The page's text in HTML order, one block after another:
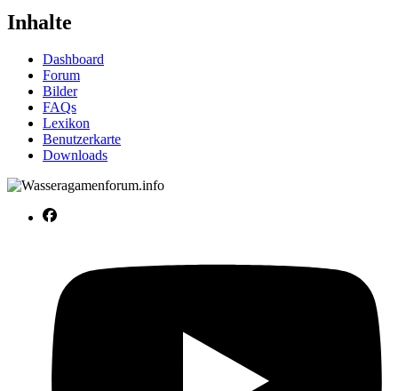
Inhalte
Dashboard
Forum
Bilder
FAQs
Lexikon
Benutzerkarte
Downloads